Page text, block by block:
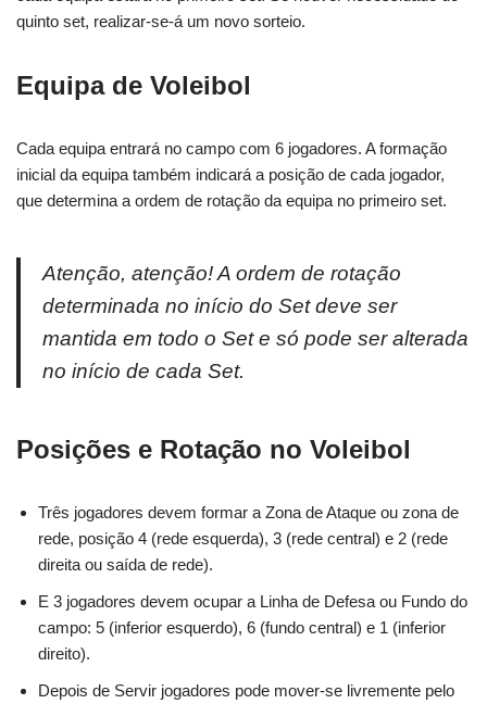
quinto set, realizar-se-á um novo sorteio.
Equipa de Voleibol
Cada equipa entrará no campo com 6 jogadores. A formação
inicial da equipa também indicará a posição de cada jogador,
que determina a ordem de rotação da equipa no primeiro set.
Atenção, atenção! A ordem de rotação
determinada no início do Set deve ser
mantida em todo o Set e só pode ser alterada
no início de cada Set.
Posições e Rotação no Voleibol
Três jogadores devem formar a Zona de Ataque ou zona de
rede, posição 4 (rede esquerda), 3 (rede central) e 2 (rede
direita ou saída de rede).
E 3 jogadores devem ocupar a Linha de Defesa ou Fundo do
campo: 5 (inferior esquerdo), 6 (fundo central) e 1 (inferior
direito).
Depois de Servir jogadores pode mover-se livremente pelo